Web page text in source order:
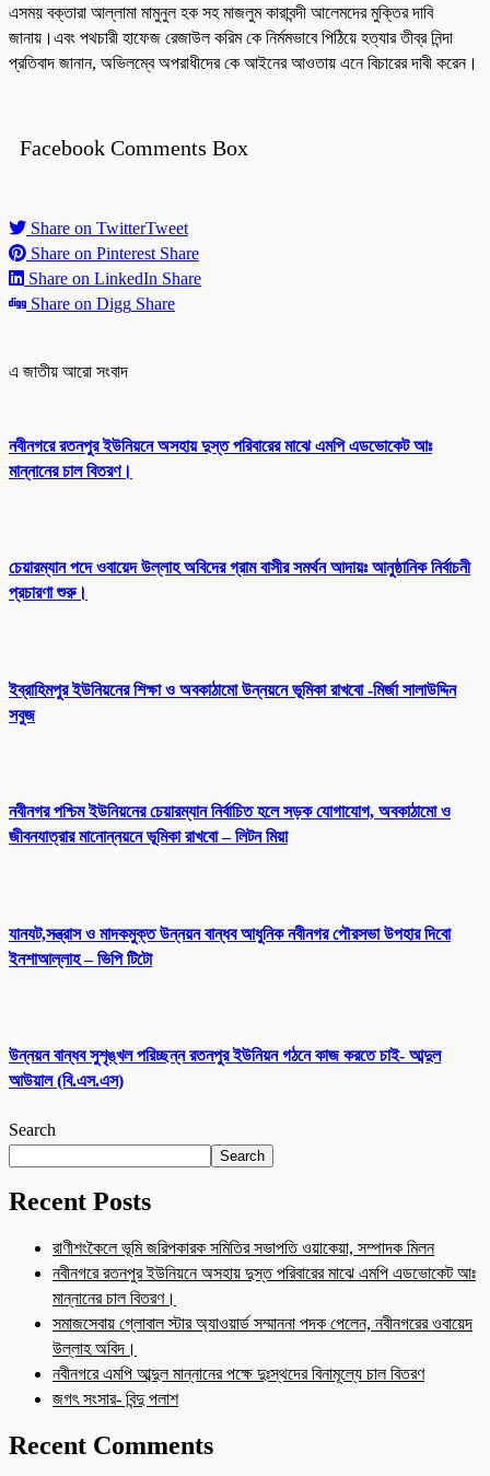
এসময় বক্তারা আল্লামা মামুনুল হক সহ মাজলুম কারাবন্দী আলেমদের মুক্তির দাবি
জানায়।এবং পথচারী হাফেজ রেজাউল করিম কে নির্মমভাবে পিঠিয়ে হত্যার তীব্র নিন্দা
প্রতিবাদ জানান, অভিলম্বে অপরাধীদের কে আইনের আওতায় এনে বিচারের দাবী করেন।
Facebook Comments Box
Share on TwitterTweet
Share on Pinterest Share
Share on LinkedIn Share
Share on Digg Share
এ জাতীয় আরো সংবাদ
নবীনগরে রতনপুর ইউনিয়নে অসহায় দুস্ত পরিবারের মাঝে এমপি এডভোকেট আঃ
মান্নানের চাল বিতরণ।
চেয়ারম্যান পদে ওবায়েদ উল্লাহ অবিদের গ্রাম বাসীর সমর্থন আদায়ঃ আনুষ্ঠানিক নির্বাচনী
প্রচারণা শুরু।
ইব্রাহিমপুর ইউনিয়নের শিক্ষা ও অবকাঠামো উন্নয়নে ভূমিকা রাখবো -মির্জা সালাউদ্দিন
সবুজ
নবীনগর পশ্চিম ইউনিয়নের চেয়ারম্যান নির্বাচিত হলে সড়ক যোগাযোগ, অবকাঠামো ও
জীবনযাত্রার মানোন্নয়নে ভূমিকা রাখবো – লিটন মিয়া
যানযট,সন্ত্রাস ও মাদকমুক্ত উন্নয়ন বান্ধব আধুনিক নবীনগর পৌরসভা উপহার দিবো
ইনশাআল্লাহ – ভিপি টিটো
উন্নয়ন বান্ধব সুশৃঙ্খল পরিচ্ছন্ন রতনপুর ইউনিয়ন গঠনে কাজ করতে চাই- আব্দুল
আউয়াল (বি.এস.এস)
Search
Search
Recent Posts
রাণীশংকৈলে ভূমি জরিপকারক সমিতির সভাপতি ওয়াকেয়া, সম্পাদক মিলন
নবীনগরে রতনপুর ইউনিয়নে অসহায় দুস্ত পরিবারের মাঝে এমপি এডভোকেট আঃ
মান্নানের চাল বিতরণ।
সমাজসেবায় গ্লোবাল স্টার অ্যাওয়ার্ড সম্মাননা পদক পেলেন, নবীনগরের ওবায়েদ
উল্লাহ অবিদ।
নবীনগরে এমপি আব্দুল মান্নানের পক্ষে দুঃস্থদের বিনামূল্যে চাল বিতরণ
জগৎ সংসার- বিন্দু পলাশ
Recent Comments